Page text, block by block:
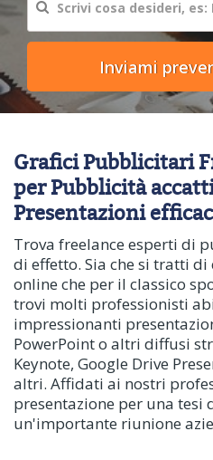
Grafici Pubblicitari
per Pubblicità
Presentazioni
Trova freelance esperti di
di effetto. Sia che si tratti
online che per il classico
trovi molti professionisti
impressionanti
PowerPoint o altri diffusi
Keynote, Google Drive
altri. Affidati ai nostri
presentazione per una tesi
un'importante riunione